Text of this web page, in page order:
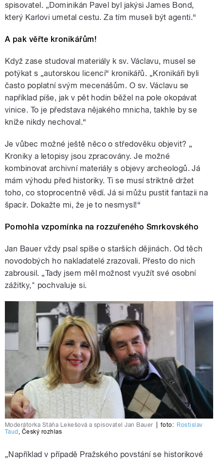
spisovatel. „Dominikán Pavel byl jakýsi James Bond,
který Karlovi umetal cestu. Za tím museli být agenti.“
A pak věřte kronikářům!
Když zase studoval materiály k sv. Václavu, musel se
potýkat s „autorskou licencí“ kronikářů. „Kronikáři byli
často poplatní svým mecenášům. O sv. Václavu se
například píše, jak v pět hodin běžel na pole okopávat
vinice. To je představa nějakého mnicha, takhle by se
kníže nikdy nechoval.“
Je vůbec možné ještě něco o středověku objevit? „
Kroniky a letopisy jsou zpracovány. Je možné
kombinovat archivní materiály s objevy archeologů. Já
mám výhodu před historiky. Ti se musí striktně držet
toho, co stoprocentně vědí. Já si můžu pustit fantazii na
špacír. Dokažte mi, že je to nesmysl!“
Pomohla vzpomínka na rozzuřeného Smrkovského
Jan Bauer vždy psal spíše o starších dějinách. Od těch
novodobých ho nakladatelé zrazovali. Přesto do nich
zabrousil. „Tady jsem měl možnost využít své osobní
zážitky," pochvaluje si.
Moderátorka Stáňa Lekešová a spisovatel Jan Bauer foto: Rostislav
Taud , Český rozhlas
„Například v případě Pražského povstání se historikové